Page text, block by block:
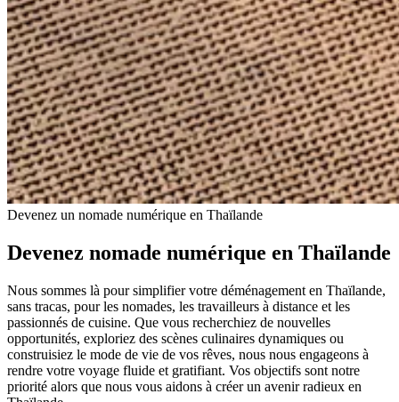
Devenez un nomade numérique en Thaïlande
Devenez nomade numérique en Thaïlande
Nous sommes là pour simplifier votre déménagement en Thaïlande,
sans tracas, pour les nomades, les travailleurs à distance et les
passionnés de cuisine. Que vous recherchiez de nouvelles
opportunités, exploriez des scènes culinaires dynamiques ou
construisiez le mode de vie de vos rêves, nous nous engageons à
rendre votre voyage fluide et gratifiant. Vos objectifs sont notre
priorité alors que nous vous aidons à créer un avenir radieux en